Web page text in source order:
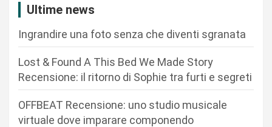
Ultime news
Ingrandire una foto senza che diventi sgranata
Lost & Found A This Bed We Made Story
Recensione: il ritorno di Sophie tra furti e segreti
OFFBEAT Recensione: uno studio musicale
virtuale dove imparare componendo